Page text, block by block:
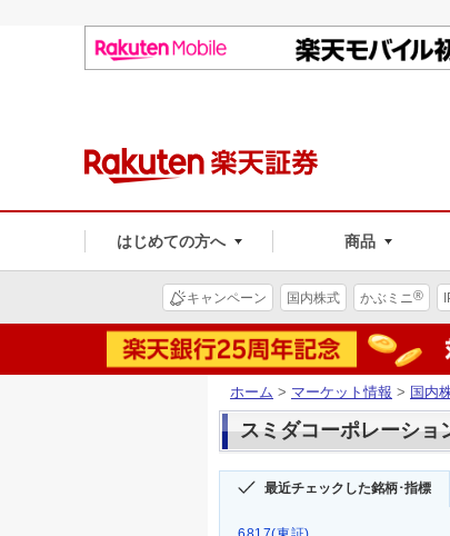
はじめての方へ 商品
キャンペーン 国内株式 かぶミニ®
ホーム > マーケット情報 > 国内
スミダコーポレーショ
最近チェックした銘柄･指標